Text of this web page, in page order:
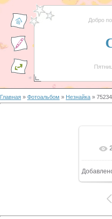
Добро
Главная » Фотоальбом » Незнайка »